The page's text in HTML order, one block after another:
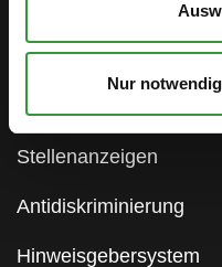
Nur
Service
Stellenanzeigen
Antidiskriminierung
Hinweisgebersystem